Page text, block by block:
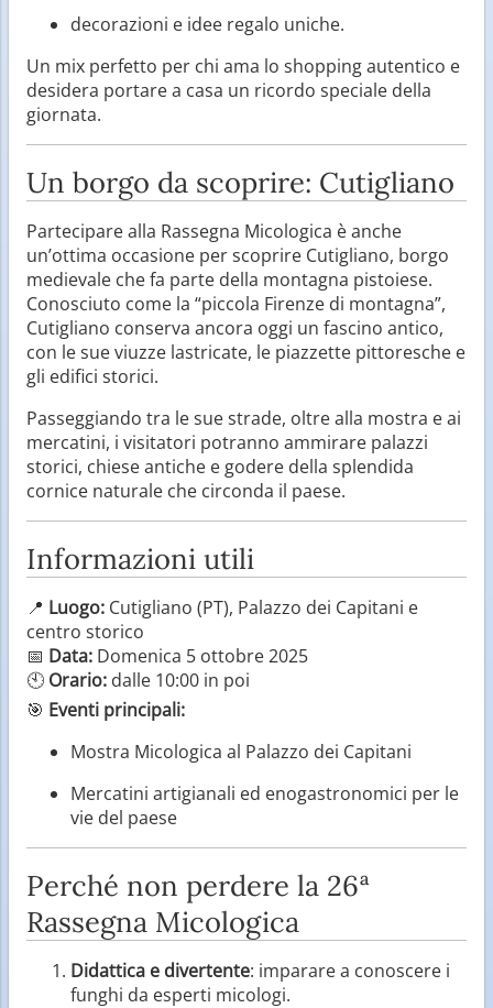
decorazioni e idee regalo uniche.
Un mix perfetto per chi ama lo shopping autentico e
desidera portare a casa un ricordo speciale della
giornata.
Un borgo da scoprire: Cutigliano
Partecipare alla Rassegna Micologica è anche
un’ottima occasione per scoprire Cutigliano, borgo
medievale che fa parte della montagna pistoiese.
Conosciuto come la “piccola Firenze di montagna”,
Cutigliano conserva ancora oggi un fascino antico,
con le sue viuzze lastricate, le piazzette pittoresche e
gli edifici storici.
Passeggiando tra le sue strade, oltre alla mostra e ai
mercatini, i visitatori potranno ammirare palazzi
storici, chiese antiche e godere della splendida
cornice naturale che circonda il paese.
Informazioni utili
📍 Luogo: Cutigliano (PT), Palazzo dei Capitani e
centro storico
📅 Data: Domenica 5 ottobre 2025
🕙 Orario: dalle 10:00 in poi
🎯 Eventi principali:
Mostra Micologica al Palazzo dei Capitani
Mercatini artigianali ed enogastronomici per le
vie del paese
Perché non perdere la 26ª
Rassegna Micologica
Didattica e divertente: imparare a conoscere i
funghi da esperti micologi.